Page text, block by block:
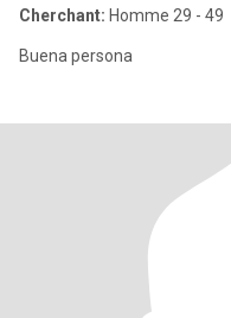
Cherchant: Homme 29 - 49
Buena persona